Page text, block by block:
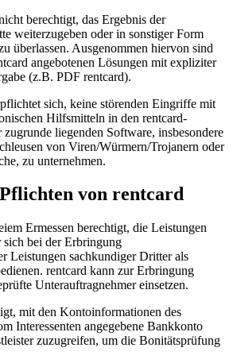
berechtigt, das Ergebnis der
weiterzugeben oder in sonstiger Form
überlassen. Ausgenommen hiervon sind
angebotenen Lösungen mit expliziter
(z.B. PDF rentcard).
sich, keine störenden Eingriffe mit
Hilfsmitteln in den rentcard-
liegenden Software, insbesondere
von Viren/Würmern/Trojanern oder
zu unternehmen.
von rentcard
Ermessen berechtigt, die Leistungen
sich bei der Erbringung
Leistungen sachkundiger Dritter als
rentcard kann zur Erbringung
Unterauftragnehmer einsetzen.
mit den Kontoinformationen des
Interessenten angegebene Bankkonto
zuzugreifen, um die Bonitätsprüfung